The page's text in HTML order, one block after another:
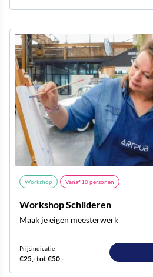
Workshop Vanaf10personen
Workshop Schilderen
Maak je eigen meesterwerk
Prijsindicatie
€25,- tot €50,-